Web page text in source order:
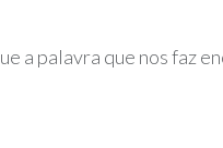
a palavra que nos faz